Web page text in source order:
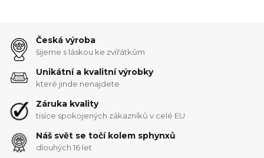
Česká výroba
šijeme s láskou ke zvířátkům
Unikátní a kvalitní výrobky
které jinde nenajdete
Záruka kvality
tisíce spokojených zákazníků v celé EU
Náš svět se točí kolem sphynxů
dlouhých 16 let